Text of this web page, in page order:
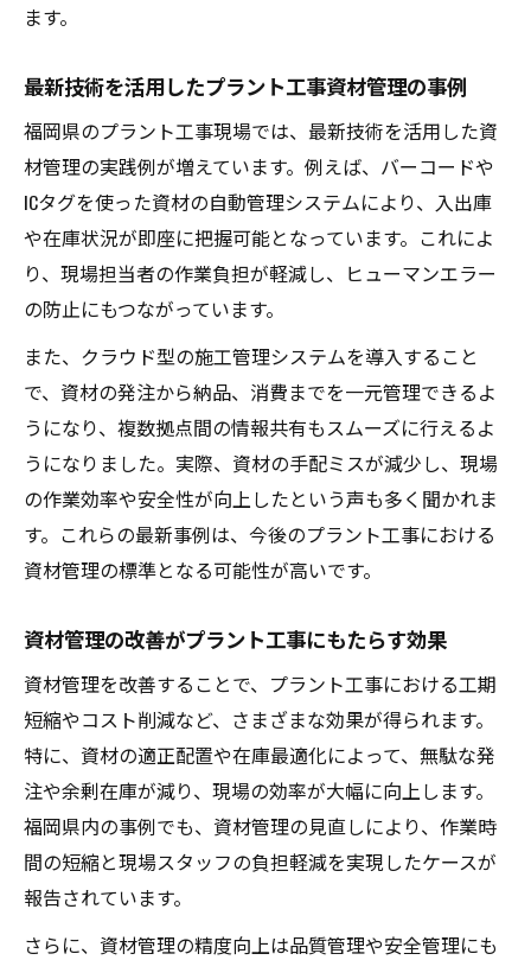
ます。
最新技術を活用したプラント工事資材管理の事例
福岡県のプラント工事現場では、最新技術を活用した資
材管理の実践例が増えています。例えば、バーコードや
ICタグを使った資材の自動管理システムにより、入出庫
や在庫状況が即座に把握可能となっています。これによ
り、現場担当者の作業負担が軽減し、ヒューマンエラー
の防止にもつながっています。
また、クラウド型の施工管理システムを導入すること
で、資材の発注から納品、消費までを一元管理できるよ
うになり、複数拠点間の情報共有もスムーズに行えるよ
うになりました。実際、資材の手配ミスが減少し、現場
の作業効率や安全性が向上したという声も多く聞かれま
す。これらの最新事例は、今後のプラント工事における
資材管理の標準となる可能性が高いです。
資材管理の改善がプラント工事にもたらす効果
資材管理を改善することで、プラント工事における工期
短縮やコスト削減など、さまざまな効果が得られます。
特に、資材の適正配置や在庫最適化によって、無駄な発
注や余剰在庫が減り、現場の効率が大幅に向上します。
福岡県内の事例でも、資材管理の見直しにより、作業時
間の短縮と現場スタッフの負担軽減を実現したケースが
報告されています。
さらに、資材管理の精度向上は品質管理や安全管理にも